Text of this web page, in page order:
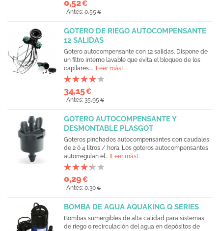
0,52€
Antes: 0,55€
GOTERO DE RIEGO AUTOCOMPENSANTE
12 SALIDAS
Gotero autocompensante con 12 salidas. Dispone de
un filtro interno lavable que evita el bloqueo de los
capilares.... [Leer más]
34,15€
Antes: 35,95€
GOTERO AUTOCOMPENSANTE Y
DESMONTABLE PLASGOT
Goteros pinchados autocompensantes con caudales
de 2 ó 4 litros / hora. Los goteros autocompensantes
autorregulan el... [Leer más]
0,29€
Antes: 0,30€
BOMBA DE AGUA AQUAKING Q SERIES
Bombas sumergibles de alta calidad para sistemas
de riego o recirculación del agua en depósitos de